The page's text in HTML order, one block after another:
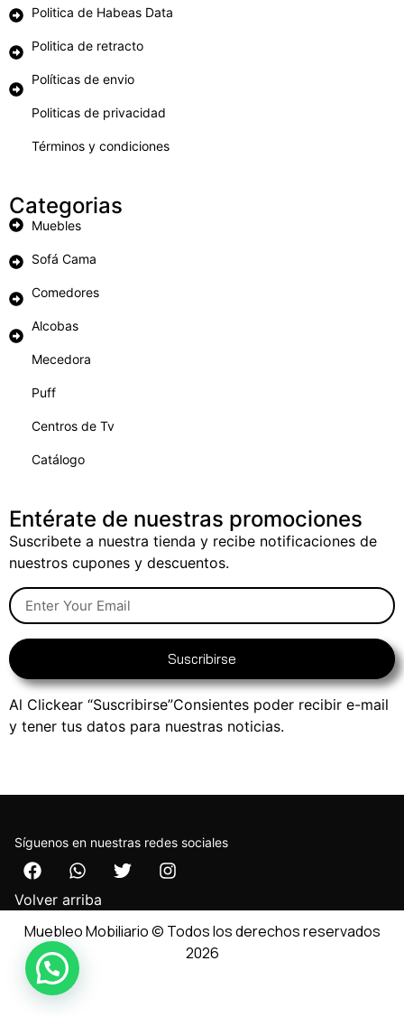
Politica de Habeas Data
Politica de retracto
Políticas de envio
Politicas de privacidad
Términos y condiciones
Categorias
Muebles
Sofá Cama
Comedores
Alcobas
Mecedora
Puff
Centros de Tv
Catálogo
Entérate de nuestras promociones
Suscribete a nuestra tienda y recibe notificaciones de
nuestros cupones y descuentos.
Suscribirse
Al Clickear “Suscribirse”Consientes poder recibir e-mail
y tener tus datos para nuestras noticias.
Síguenos en nuestras redes sociales
Volver arriba
Muebleo Mobiliario © Todos los derechos reservados
2026